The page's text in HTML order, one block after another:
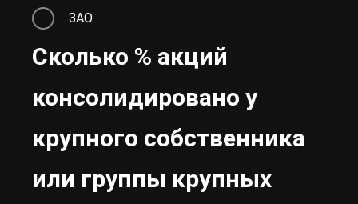
ЗАО
Сколько % акций
консолидировано у
крупного собственника
или группы крупных